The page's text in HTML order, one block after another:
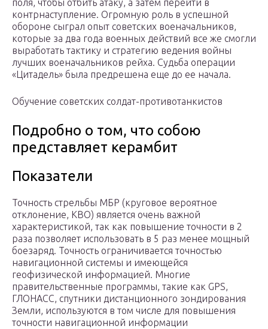
поля, чтобы отбить атаку, а затем перейти в
контрнаступление. Огромную роль в успешной
обороне сыграл опыт советских военачальников,
которые за два года военных действий все же смогли
выработать тактику и стратегию ведения войны
лучших военачальников рейха. Судьба операции
«Цитадель» была предрешена еще до ее начала.
Обучение советских солдат-противотанкистов
Подробно о том, что собою
представляет керамбит
Показатели
Точность стрельбы МБР (круговое вероятное
отклонение, КВО) является очень важной
характеристикой, так как повышение точности в 2
раза позволяет использовать в 5 раз менее мощный
боезаряд. Точность ограничивается точностью
навигационной системы и имеющейся
геофизической информацией. Многие
правительственные программы, такие как GPS,
ГЛОНАСС, спутники дистанционного зондирования
Земли, используются в том числе для повышения
точности навигационной информации